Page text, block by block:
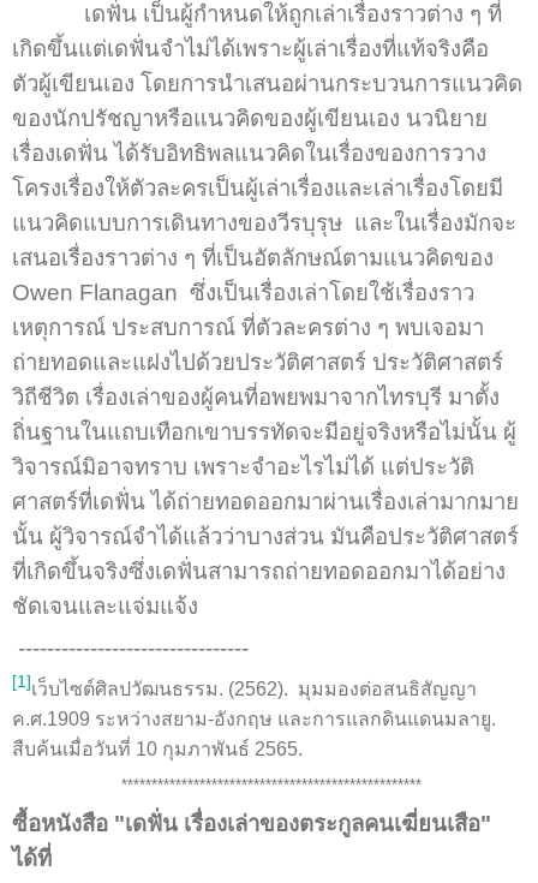
เดฟั่น เป็นผู้กำหนดให้ถูกเล่าเรื่องราวต่าง ๆ ที่
เกิดขึ้นแต่เดฟั่นจำไม่ได้เพราะผู้เล่าเรื่องที่แท้จริงคือ
ตัวผู้เขียนเอง โดยการนำเสนอผ่านกระบวนการแนวคิด
ของนักปรัชญาหรือแนวคิดของผู้เขียนเอง นวนิยาย
เรื่องเดฟั่น ได้รับอิทธิพลแนวคิดในเรื่องของการวาง
โครงเรื่องให้ตัวละครเป็นผู้เล่าเรื่องและเล่าเรื่องโดยมี
แนวคิดแบบการเดินทางของวีรบุรุษ และในเรื่องมักจะ
เสนอเรื่องราวต่าง ๆ ที่เป็นอัตลักษณ์ตามแนวคิดของ
Owen Flanagan ซึ่งเป็นเรื่องเล่าโดยใช้เรื่องราว
เหตุการณ์ ประสบการณ์ ที่ตัวละครต่าง ๆ พบเจอมา
ถ่ายทอดและแฝงไปด้วยประวัติศาสตร์ ประวัติศาสตร์
วิถีชีวิต เรื่องเล่าของผู้คนที่อพยพมาจากไทรบุรี มาตั้ง
ถิ่นฐานในแถบเทือกเขาบรรทัดจะมีอยู่จริงหรือไม่นั้น ผู้
วิจารณ์มิอาจทราบ เพราะจำอะไรไม่ได้ แต่ประวัติ
ศาสตร์ที่เดฟั่น ได้ถ่ายทอดออกมาผ่านเรื่องเล่ามากมาย
นั้น ผู้วิจารณ์จำได้แล้วว่าบางส่วน มันคือประวัติศาสตร์
ที่เกิดขึ้นจริงซึ่งเดฟั่นสามารถถ่ายทอดออกมาได้อย่าง
ชัดเจนและแจ่มแจ้ง
--------------------------------
[1]เว็บไซต์ศิลปวัฒนธรรม. (2562). มุมมองต่อสนธิสัญญา
ค.ศ.1909 ระหว่างสยาม-อังกฤษ และการแลกดินแดนมลายู.
สืบค้นเมื่อวันที่ 10 กุมภาพันธ์ 2565.
**************************************************
ซื้อหนังสือ "เดฟั่น เรื่องเล่าของตระกูลคนเฆี่ยนเสือ"
ได้ที่